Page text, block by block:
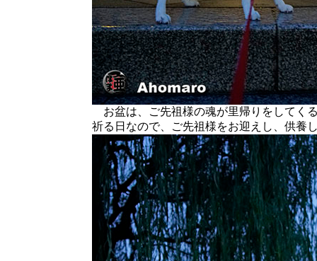
お盆は、ご先祖様の魂が里帰りをしてく
祈る日なので、ご先祖様をお迎えし、供養